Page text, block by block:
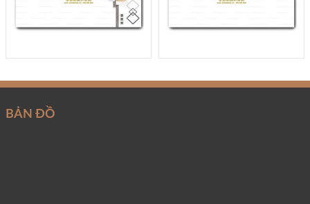
BẢN ĐỒ